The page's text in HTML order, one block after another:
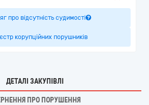
про відсутність судимості
корупційних порушників
ДЕТАЛІ ЗАКУПІВЛІ
ПРО ПОРУШЕННЯ